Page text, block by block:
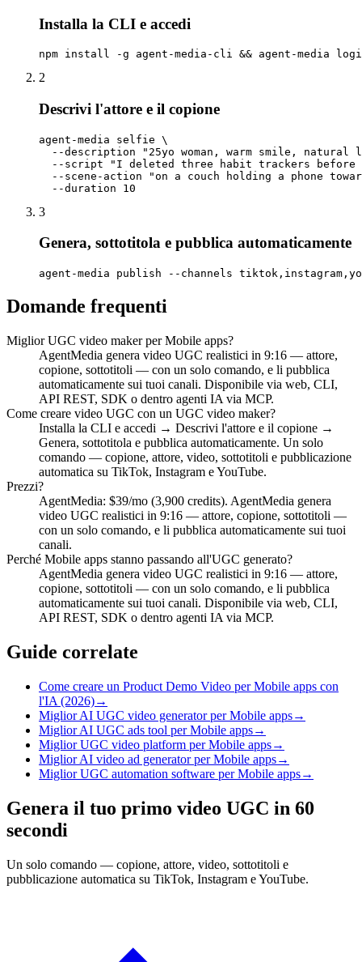
Installa la CLI e accedi
npm install -g agent-media-cli && agent-media
2
Descrivi l'attore e il copione
agent-media selfie \
--description "25yo woman, warm smile, natural
--script "I deleted three habit trackers before
--scene-action "on a couch holding a phone
  --duration 10
3
Genera, sottotitola e pubblica automaticamente
agent-media publish --channels
Domande frequenti
Miglior UGC video maker per Mobile apps?
AgentMedia genera video UGC realistici in 9:16 — attore,
copione, sottotitoli — con un solo comando, e li pubblica
automaticamente sui tuoi canali. Disponibile via web, CLI,
API REST, SDK o dentro agenti IA via MCP.
Come creare video UGC con un UGC video maker?
Installa la CLI e accedi → Descrivi l'attore e il copione →
Genera, sottotitola e pubblica automaticamente. Un solo
comando — copione, attore, video, sottotitoli e pubblicazione
automatica su TikTok, Instagram e YouTube.
Prezzi?
AgentMedia: $39/mo (3,900 credits). AgentMedia genera
video UGC realistici in 9:16 — attore, copione, sottotitoli —
con un solo comando, e li pubblica automaticamente sui tuoi
canali.
Perché Mobile apps stanno passando all'UGC generato?
AgentMedia genera video UGC realistici in 9:16 — attore,
copione, sottotitoli — con un solo comando, e li pubblica
automaticamente sui tuoi canali. Disponibile via web, CLI,
API REST, SDK o dentro agenti IA via MCP.
Guide correlate
Come creare un Product Demo Video per Mobile apps con
l'IA (2026)→
Miglior AI UGC video generator per Mobile apps→
Miglior AI UGC ads tool per Mobile apps→
Miglior UGC video platform per Mobile apps→
Miglior AI video ad generator per Mobile apps→
Miglior UGC automation software per Mobile apps→
Genera il tuo primo video UGC in 60
secondi
Un solo comando — copione, attore, video, sottotitoli e
pubblicazione automatica su TikTok, Instagram e YouTube.